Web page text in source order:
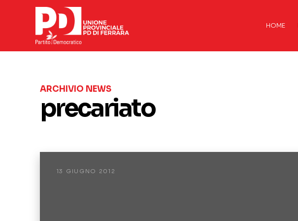
HOME
ARCHIVIO NEWS
precariato
13 GIUGNO 2012